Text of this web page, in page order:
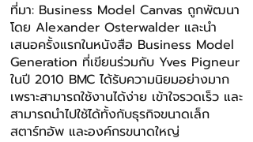
ที่มา: Business Model Canvas ถูกพัฒนา
โดย Alexander Osterwalder และนํา
เสนอครั้งแรกในหนังสือ Business Model
Generation ที่เขียนร่วมกับ Yves Pigneur
ในปี 2010 BMC ได้รับความนิยมอย่างมาก
เพราะสามารถใช้งานได้ง่าย เข้าใจรวดเร็ว และ
สามารถนําไปใช้ได้ทั้งกับธุรกิจขนาดเล็ก
สตาร์ทอัพ และองค์กรขนาดใหญ่